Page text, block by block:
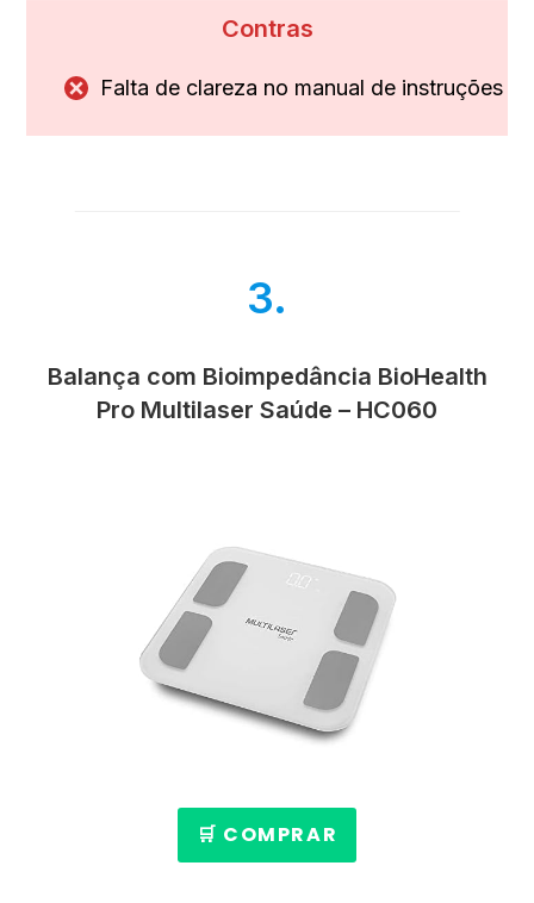
Contras
Falta de clareza no manual de instruções
3.
Balança com Bioimpedância BioHealth
Pro Multilaser Saúde – HC060
🛒 COMPRAR